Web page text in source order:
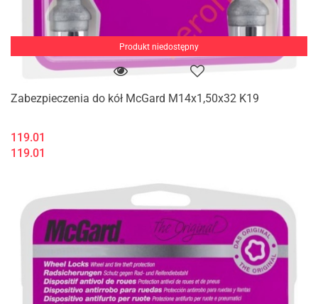
Produkt niedostępny
Zabezpieczenia do kół McGard M14x1,50x32 K19
119.01
119.01